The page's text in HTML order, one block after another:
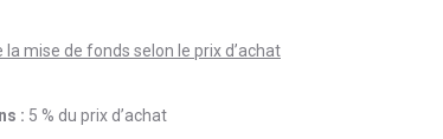
mise de fonds selon le prix d’achat
: 5 % du prix d’achat